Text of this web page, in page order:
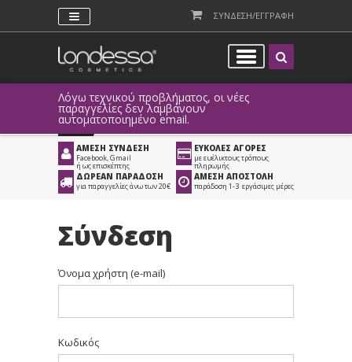
ΣΥΝΔΕΣΗ/ΕΓΓΡΑΦΗ
Λόγω τεχνικού προβλήματος, οι νέες
παραγγελίες δεν λαμβάνουν
αυτοματοποιημένο email.
ΑΜΕΣΗ ΣΥΝΔΕΣΗ
Facebook, Gmail
ή ως επισκέπτης
ΕΥΚΟΛΕΣ ΑΓΟΡΕΣ
με ευέλικτους τρόπους
πληρωμής
ΔΩΡΕΑΝ ΠΑΡΑΔΟΣΗ
για παραγγελίες άνω των 20€
ΑΜΕΣΗ ΑΠΟΣΤΟΛΗ
παράδοση 1-3 εργάσιμες μέρες
Σύνδεση
Όνομα χρήστη (e-mail)
Κωδικός